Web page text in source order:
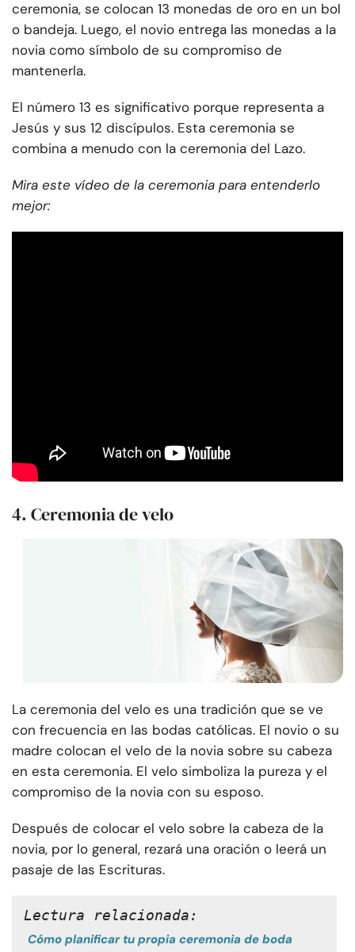
ceremonia, se colocan 13 monedas de oro en un bol
o bandeja. Luego, el novio entrega las monedas a la
novia como símbolo de su compromiso de
mantenerla.
El número 13 es significativo porque representa a
Jesús y sus 12 discípulos. Esta ceremonia se
combina a menudo con la ceremonia del Lazo.
Mira este vídeo de la ceremonia para entenderlo
mejor:
4. Ceremonia de velo
La ceremonia del velo es una tradición que se ve
con frecuencia en las bodas católicas. El novio o su
madre colocan el velo de la novia sobre su cabeza
en esta ceremonia. El velo simboliza la pureza y el
compromiso de la novia con su esposo.
Después de colocar el velo sobre la cabeza de la
novia, por lo general, rezará una oración o leerá un
pasaje de las Escrituras.
Lectura relacionada:
Cómo planificar tu propia ceremonia de boda